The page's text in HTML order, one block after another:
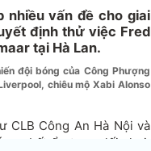
nhiều vấn đề cho giai
định thử việc Fred
tại Hà Lan.
đội bóng của Công Phượng
chiêu mộ Xabi Alonso
CLB Công An Hà Nội và
sự bất ổn trong lối chơi.